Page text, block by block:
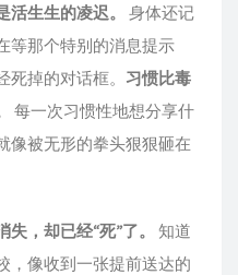
活生生的凌迟。
身体还记
等那个特别的消息提示
掉的对话框。 习惯比毒
每一次习惯性地想分享什
像被无形的拳头狠狠砸在
，却已经“死”了。
知道
，像收到一张提前送达的